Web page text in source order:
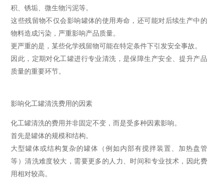
积、锈垢、微生物污泥等。
这些残留物不仅会影响罐体的使用寿命，还可能对后续生产中的
物料造成污染，严重影响产品质量。
更严重的是，某些化学残留物可能在特定条件下引发安全事故。
因此，定期对化工罐进行专业清洗，是保障生产安全、提升产品
质量的重要环节。
影响化工罐清洗费用的因素
化工罐清洗的费用并非固定不变，而是受多种因素影响。
首先是罐体的规模和结构。
大型罐体或结构复杂的罐体（例如内部有搅拌装置、加热盘管
等）清洗难度较大，需要更多的人力、时间和专业技术，因此费
用相对较高。